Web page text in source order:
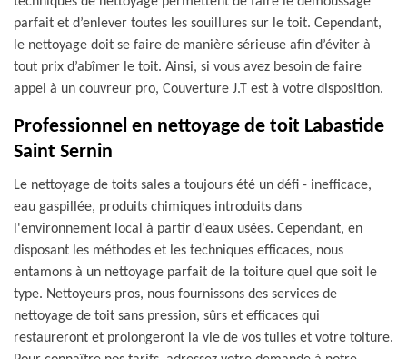
parfait et d’enlever toutes les souillures sur le toit. Cependant,
le nettoyage doit se faire de manière sérieuse afin d’éviter à
tout prix d’abîmer le toit. Ainsi, si vous avez besoin de faire
appel à un couvreur pro, Couverture J.T est à votre disposition.
Professionnel en nettoyage de toit Labastide
Saint Sernin
Le nettoyage de toits sales a toujours été un défi - inefficace,
eau gaspillée, produits chimiques introduits dans
l'environnement local à partir d'eaux usées. Cependant, en
disposant les méthodes et les techniques efficaces, nous
entamons à un nettoyage parfait de la toiture quel que soit le
type. Nettoyeurs pros, nous fournissons des services de
nettoyage de toit sans pression, sûrs et efficaces qui
restaureront et prolongeront la vie de vos tuiles et votre toiture.